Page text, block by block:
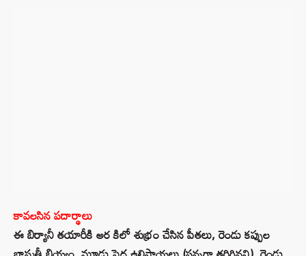
కావలసిన పదార్థాలు
ఈ బిర్యానీ తయారీకి అర కిలో శుభ్రం చేసిన పీతలు, రెండు కప్పుల